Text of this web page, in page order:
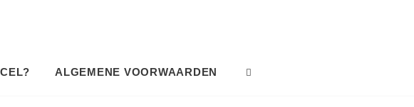
ALGEMENE VOORWAARDEN